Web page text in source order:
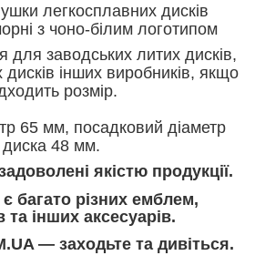
легкосплавних дисків
з чоно-білим логотипом
для заводських литих дисків,
інших виробників, якщо
розмір.
65 мм, посадковий діаметр
диска 48 мм.
якістю продукції.
багато різних емблем,
та інших аксесуарів.
— заходьте та дивіться.